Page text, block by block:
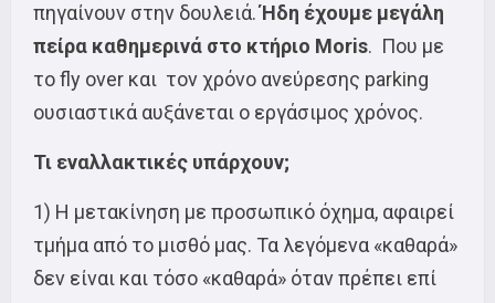
πηγαίνουν στην δουλειά.Ήδη έχουμε μεγάλη
πείρα καθημερινά στο κτήριο Moris. Που με
το fly over και τον χρόνο ανεύρεσης parking
ουσιαστικά αυξάνεται ο εργάσιμος χρόνος.
Τι εναλλακτικές υπάρχουν;
1) Η μετακίνηση με προσωπικό όχημα, αφαιρεί
τμήμα από το μισθό μας. Τα λεγόμενα «καθαρά»
δεν είναι και τόσο «καθαρά» όταν πρέπει επί